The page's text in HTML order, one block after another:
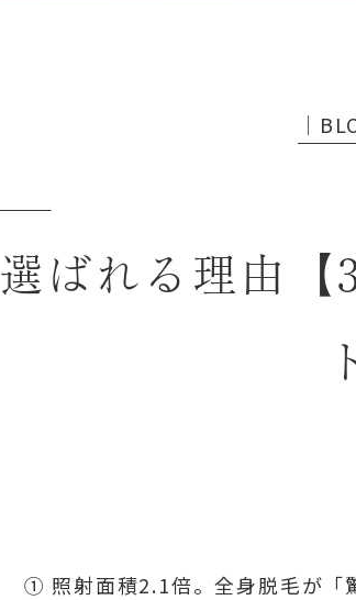
選ばれる理由【
① 照射面積2.1倍。全身脱毛が「